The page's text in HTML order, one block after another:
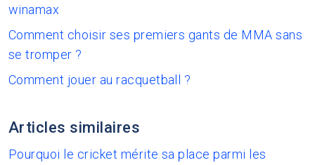
winamax
Comment choisir ses premiers gants de MMA sans
se tromper ?
Comment jouer au racquetball ?
Articles similaires
Pourquoi le cricket mérite sa place parmi les